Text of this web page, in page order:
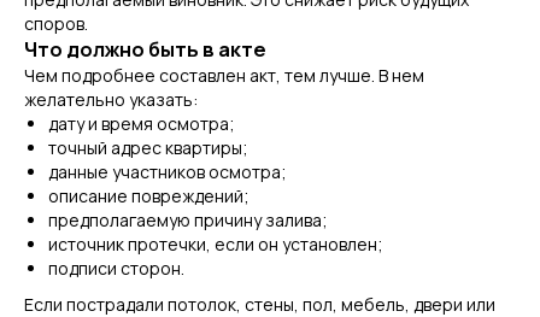
споров.
Что должно быть в акте
Чем подробнее составлен акт, тем лучше. В нем
желательно указать:
дату и время осмотра;
точный адрес квартиры;
данные участников осмотра;
описание повреждений;
предполагаемую причину залива;
источник протечки, если он установлен;
подписи сторон.
Если пострадали потолок, стены, пол, мебель, двери или